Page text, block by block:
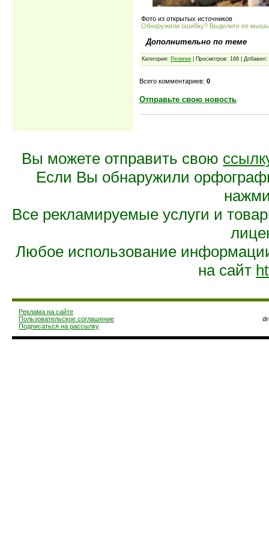
Фото из открытых источников
Обнаружили ошибку? Выделите ее
Дополнительно по теме
Категория: Религия | Просмотров: 166 | Добавил:
Всего комментариев: 0
Отправьте свою новость
Вы можете отправить свою
Если Вы обнаружили
Все рекламируемые услуги и
Любое использование
на сайт
Реклама на сайте
Пользовательское соглашение
Подписаться на рассылку